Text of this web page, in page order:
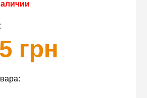
грн